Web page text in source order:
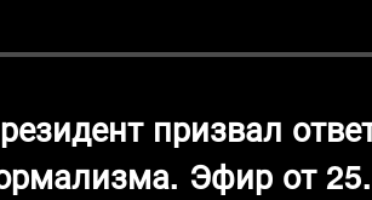
призвал
Эфир от